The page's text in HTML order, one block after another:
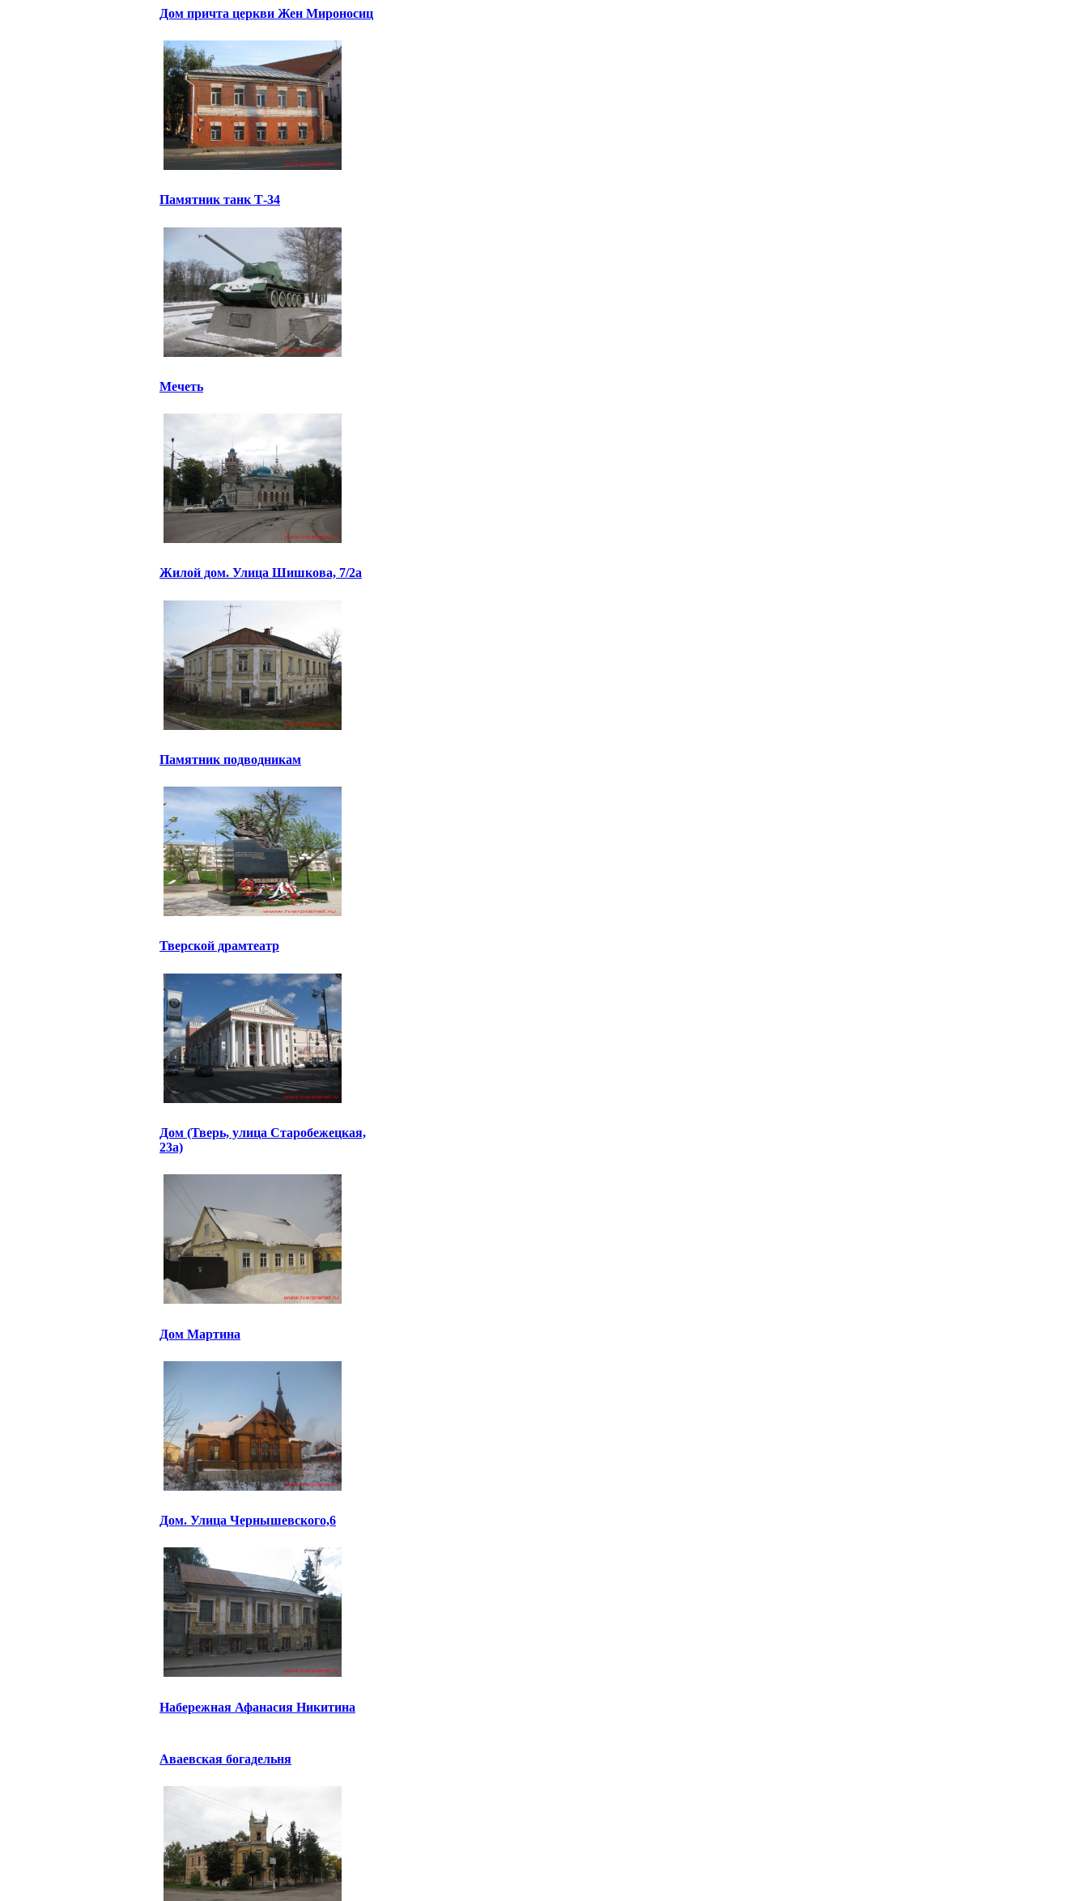
Дом причта церкви Жен Мироносиц
Памятник танк Т-34
Мечеть
Жилой дом. Улица Шишкова, 7/2а
Памятник подводникам
Тверской драмтеатр
Дом (Тверь, улица Старобежецкая,
23а)
Дом Мартина
Дом. Улица Чернышевского,6
Набережная Афанасия Никитина
Аваевская богадельня